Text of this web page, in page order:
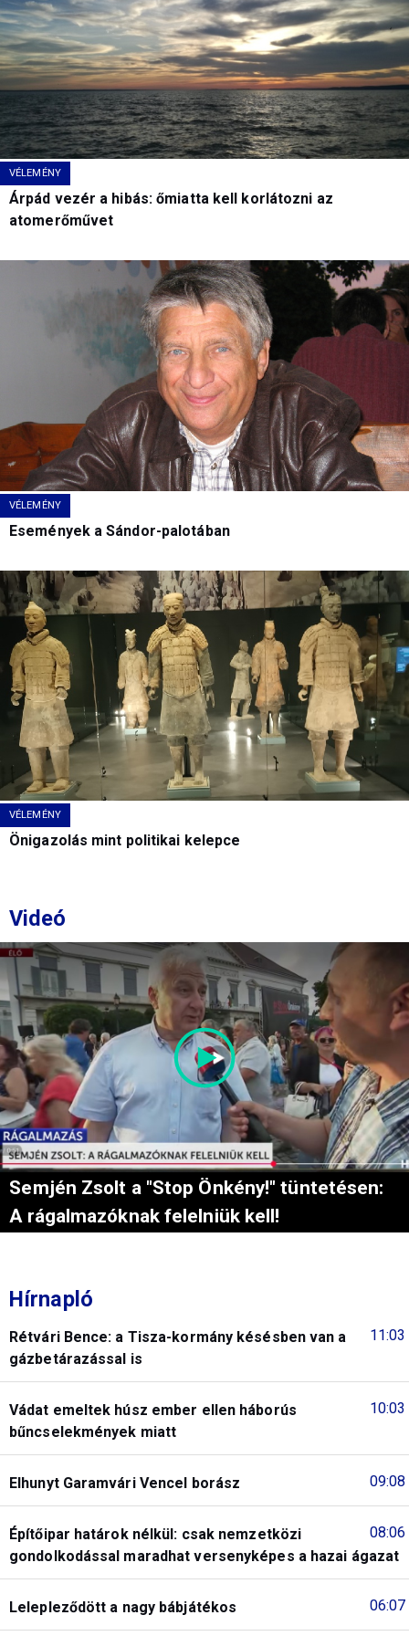
VÉLEMÉNY
Árpád vezér a hibás: őmiatta kell korlátozni az
atomerőművet
VÉLEMÉNY
Események a Sándor-palotában
VÉLEMÉNY
Önigazolás mint politikai kelepce
Videó
Semjén Zsolt a "Stop Önkény!" tüntetésen:
A rágalmazóknak felelniük kell!
Hírnapló
11:03
Rétvári Bence: a Tisza-kormány késésben van a
gázbetárazással is
10:03
Vádat emeltek húsz ember ellen háborús
bűncselekmények miatt
09:08
Elhunyt Garamvári Vencel borász
08:06
Építőipar határok nélkül: csak nemzetközi
gondolkodással maradhat versenyképes a hazai ágazat
06:07
Lelepleződött a nagy bábjátékos